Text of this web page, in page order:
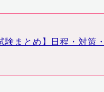
験まとめ】日程・対策